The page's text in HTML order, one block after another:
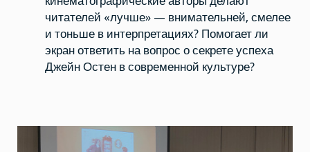
читателей «лучше» — внимательней, смелее
и тоньше в интерпретациях? Помогает ли
экран ответить на вопрос о секрете успеха
Джейн Остен в современной культуре?